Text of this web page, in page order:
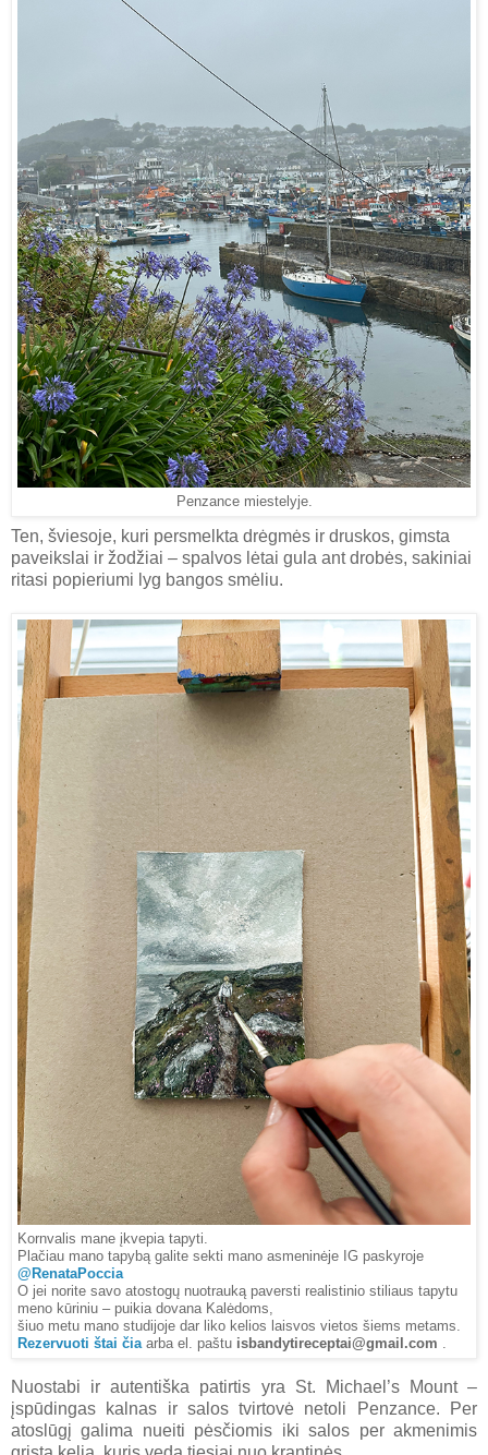
Penzance miestelyje.
Ten, šviesoje, kuri persmelkta drėgmės ir druskos, gimsta
paveikslai ir žodžiai – spalvos lėtai gula ant drobės, sakiniai
ritasi popieriumi lyg bangos smėliu.
Kornvalis mane įkvepia tapyti.
Plačiau mano tapybą galite sekti mano asmeninėje IG paskyroje
@RenataPoccia
O jei norite savo atostogų nuotrauką paversti realistinio stiliaus tapytu
meno kūriniu – puikia dovana Kalėdoms,
šiuo metu mano studijoje dar liko kelios laisvos vietos šiems metams.
Rezervuoti štai čiaarba el. paštu isbandytireceptai@gmail.com .
Nuostabi ir autentiška patirtis yra St. Michael’s Mount –
įspūdingas kalnas ir salos tvirtovė netoli Penzance. Per
atoslūgį galima nueiti pėsčiomis iki salos per akmenimis